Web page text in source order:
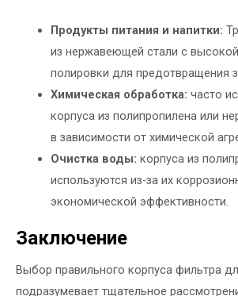
Продукты питания и напитки:
из нержавеющей стали с
полировки для предотвращения
Химическая обработка: часто
корпуса из полипропилена или
в зависимости от химической
Очистка воды: корпуса из
используются из-за их
экономической эффективности.
Заключение
Выбор правильного корпуса фильтра
подразумевает тщательное